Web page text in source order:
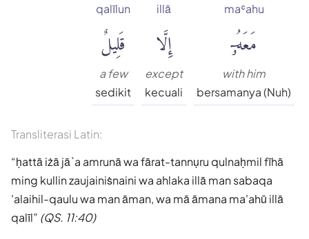
maʿahu
مَعَهُۥٓ
with him
bersamanya (Nuh)
illā
إِلَّا
except
kecuali
qalīlun
قَلِيلٌ
a few
sedikit
Transliterasi Latin:
ḥattā iżā jā`a amrunā wa fārat-tannụru qulnaḥmil fīhā
ming kullin zaujainiṡnaini wa ahlaka illā man sabaqa
'alaihil-qaulu wa man āman, wa mā āmana ma'ahū illā
qalīl (QS. 11:40)